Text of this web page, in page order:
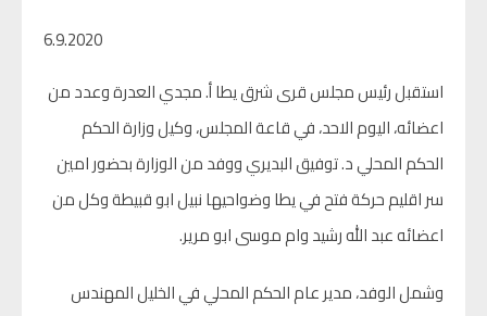
6.9.2020
استقبل رئيس مجلس قرى شرق يطا أ. مجدي العدرة وعدد من
اعضائه، اليوم الاحد، في قاعة المجلس، وكيل وزارة الحكم
الحكم المحلي د. توفيق البديري ووفد من الوزارة بحضور امين
سر اقليم حركة فتح في يطا وضواحيها نبيل ابو قبيطة وكل من
اعضائه عبد الله رشيد وام موسى ابو مرير.
وشمل الوفد، مدير عام الحكم المحلي في الخليل المهندس